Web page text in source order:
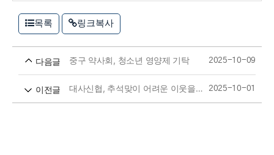
목록 링크복사
다음글 중구 약사회, 청소년 영양제 기탁 2025-10-09
이전글 대사신협, 추석맞이 어려운 이웃을 위한 라면 50박스 기탁 2025-10-01